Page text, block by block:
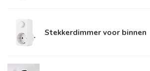
Stekkerdimmer voor binnen